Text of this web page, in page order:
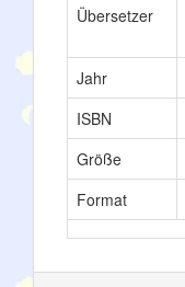
Übersetzer
Jahr
ISBN
Größe
Format